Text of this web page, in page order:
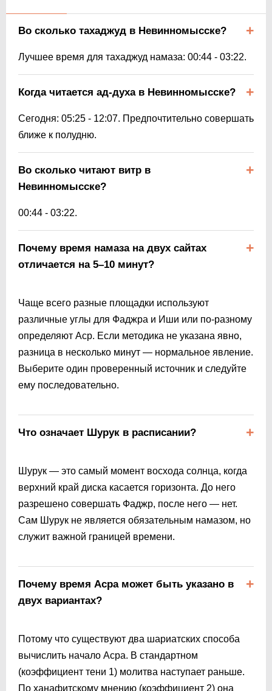
Во сколько тахаджуд в Невинномысске?
Лучшее время для тахаджуд намаза: 00:44 - 03:22.
Когда читается ад-духа в Невинномысске?
Сегодня: 05:25 - 12:07. Предпочтительно совершать
ближе к полудню.
Во сколько читают витр в
Невинномысске?
00:44 - 03:22.
Почему время намаза на двух сайтах
отличается на 5–10 минут?
Чаще всего разные площадки используют
различные углы для Фаджра и Иши или по-разному
определяют Аср. Если методика не указана явно,
разница в несколько минут — нормальное явление.
Выберите один проверенный источник и следуйте
ему последовательно.
Что означает Шурук в расписании?
Шурук — это самый момент восхода солнца, когда
верхний край диска касается горизонта. До него
разрешено совершать Фаджр, после него — нет.
Сам Шурук не является обязательным намазом, но
служит важной границей времени.
Почему время Асра может быть указано в
двух вариантах?
Потому что существуют два шариатских способа
вычислить начало Асра. В стандартном
(коэффициент тени 1) молитва наступает раньше.
По ханафитскому мнению (коэффициент 2) она